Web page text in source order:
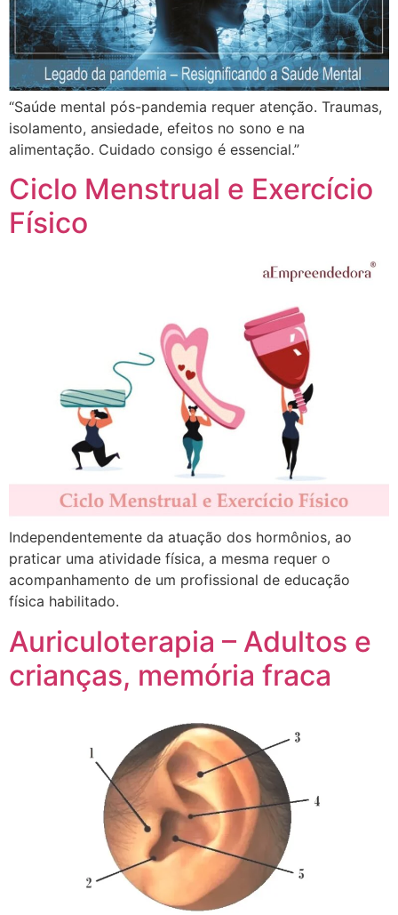
“Saúde mental pós-pandemia requer atenção. Traumas,
isolamento, ansiedade, efeitos no sono e na
alimentação. Cuidado consigo é essencial.”
Ciclo Menstrual e Exercício
Físico
Independentemente da atuação dos hormônios, ao
praticar uma atividade física, a mesma requer o
acompanhamento de um profissional de educação
física habilitado.
Auriculoterapia – Adultos e
crianças, memória fraca